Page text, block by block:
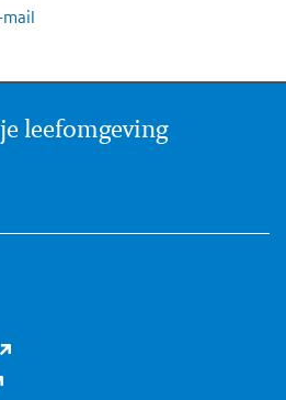
mail
leefomgeving